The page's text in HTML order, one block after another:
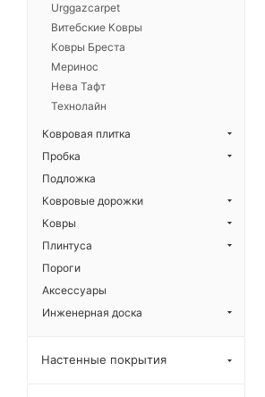
Urggazcarpet
Витебские Ковры
Ковры Бреста
Меринос
Нева Тафт
Технолайн
Ковровая плитка
Пробка
Подложка
Ковровые дорожки
Ковры
Плинтуса
Пороги
Аксессуары
Инженерная доска
Настенные покрытия